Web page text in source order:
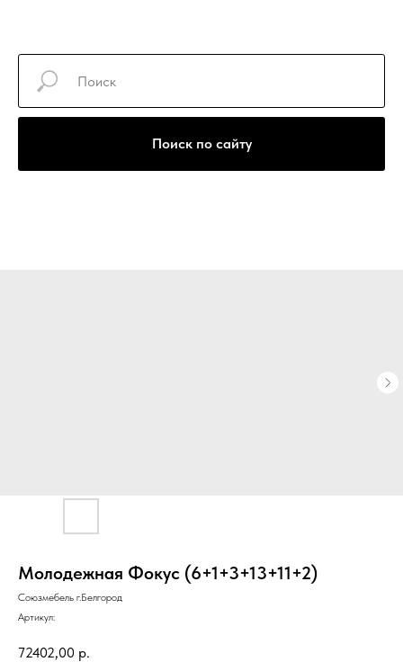
Поиск по сайту
Молодежная Фокус (6+1+3+13+11+2)
Союзмебель г.Белгород
Артикул:
72402,00 р.